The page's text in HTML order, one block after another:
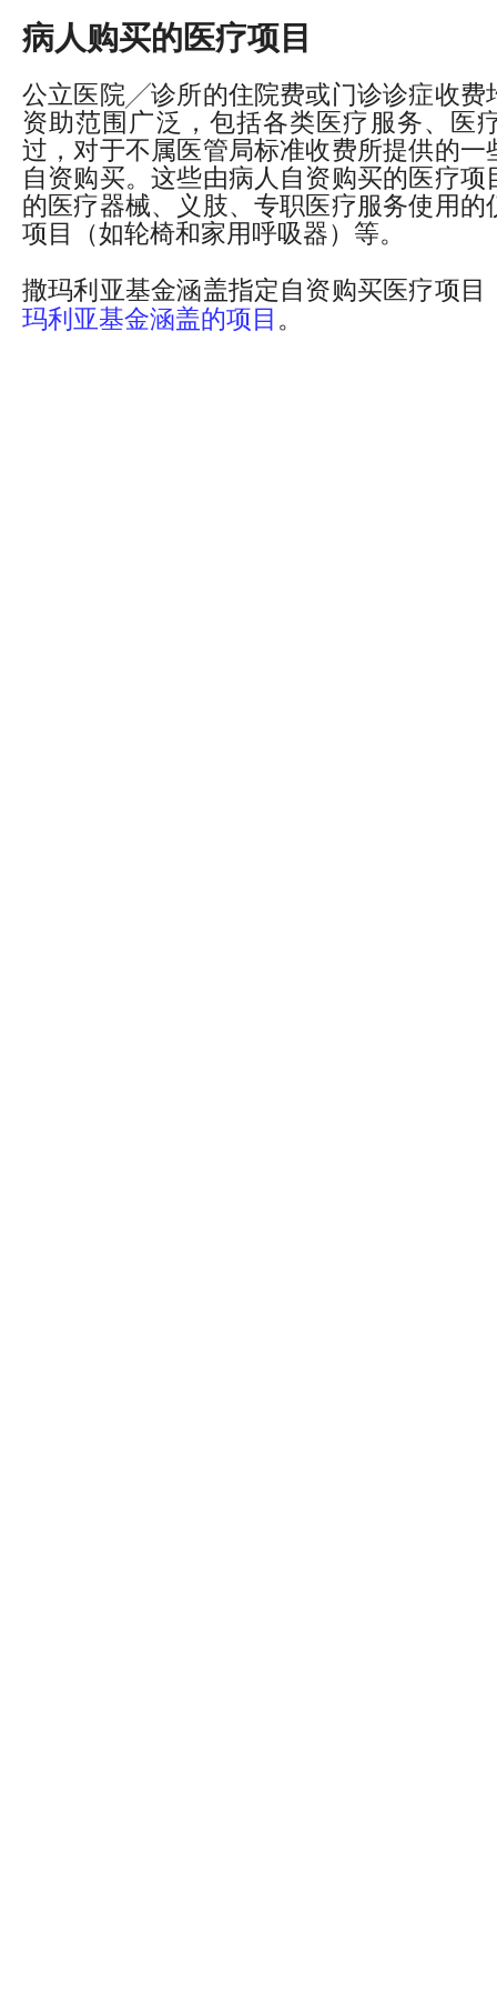
病人购买的医疗项目
公立医院╱诊所的住院费或门诊诊症收费
资助范围广泛，包括各类医疗服务、医
过，对于不属医管局标准收费所提供的一
自资购买。这些由病人自资购买的医疗
的医疗器械、义肢、专职医疗服务使用
项目（如轮椅和家用呼吸器）等。
撒玛利亚基金涵盖指定自资购买医疗项目
玛利亚基金涵盖的项目 。